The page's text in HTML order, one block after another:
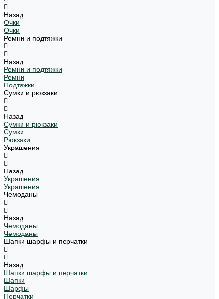
Назад
Очки
Очки
Ремни и подтяжки
Назад
Ремни и подтяжки
Ремни
Подтяжки
Сумки и рюкзаки
Назад
Сумки и рюкзаки
Сумки
Рюкзаки
Украшения
Назад
Украшения
Украшения
Чемоданы
Назад
Чемоданы
Чемоданы
Шапки шарфы и перчатки
Назад
Шапки шарфы и перчатки
Шапки
Шарфы
Перчатки